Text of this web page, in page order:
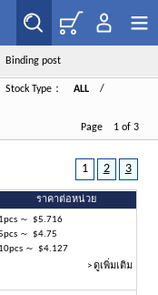
post
Type： ALL
/
Page 1 of 3
1 2 3
ราคาต่อหน่วย
1pcs ～ $5.716
～ $4.75
10pcs ～ $4.127
> ดูเพิ่มเติม